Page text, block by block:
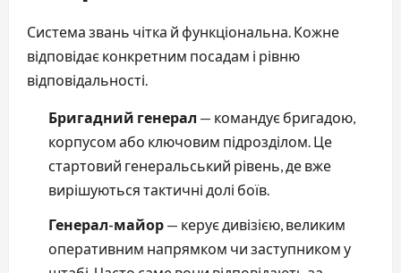
Система звань чітка й функціональна. Кожне
відповідає конкретним посадам і рівню
відповідальності.
Бригадний генерал — командує бригадою,
корпусом або ключовим підрозділом. Це
стартовий генеральський рівень, де вже
вирішуються тактичні долі боїв.
Генерал-майор — керує дивізією, великим
оперативним напрямком чи заступником у